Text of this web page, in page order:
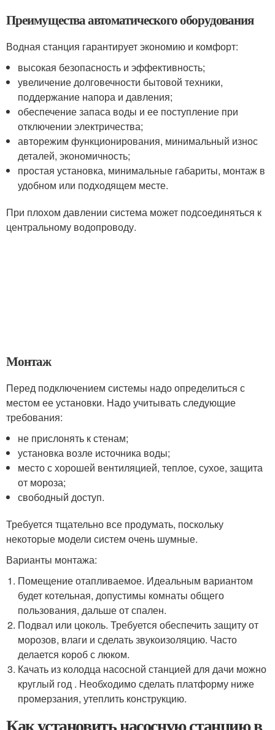
Преимущества автоматического оборудования
Водная станция гарантирует экономию и комфорт:
высокая безопасность и эффективность;
увеличение долговечности бытовой техники,
поддержание напора и давления;
обеспечение запаса воды и ее поступление при
отключении электричества;
авторежим функционирования, минимальный износ
деталей, экономичность;
простая установка, минимальные габариты, монтаж в
удобном или подходящем месте.
При плохом давлении система может подсоединяться к
центральному водопроводу.
Монтаж
Перед подключением системы надо определиться с
местом ее установки. Надо учитывать следующие
требования:
не прислонять к стенам;
установка возле источника воды;
место с хорошей вентиляцией, теплое, сухое, защита
от мороза;
свободный доступ.
Требуется тщательно все продумать, поскольку
некоторые модели систем очень шумные.
Варианты монтажа:
Помещение отапливаемое. Идеальным вариантом
будет котельная, допустимы комнаты общего
пользования, дальше от спален.
Подвал или цоколь. Требуется обеспечить защиту от
морозов, влаги и сделать звукоизоляцию. Часто
делается короб с люком.
Качать из колодца насосной станцией для дачи можно
круглый год . Необходимо сделать платформу ниже
промерзания, утеплить конструкцию.